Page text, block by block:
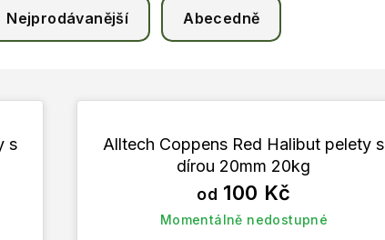
Nejprodávanější Abecedně
s
Alltech Coppens Red Halibut pelety s
dírou 20mm 20kg
od 100 Kč
Momentálně nedostupné